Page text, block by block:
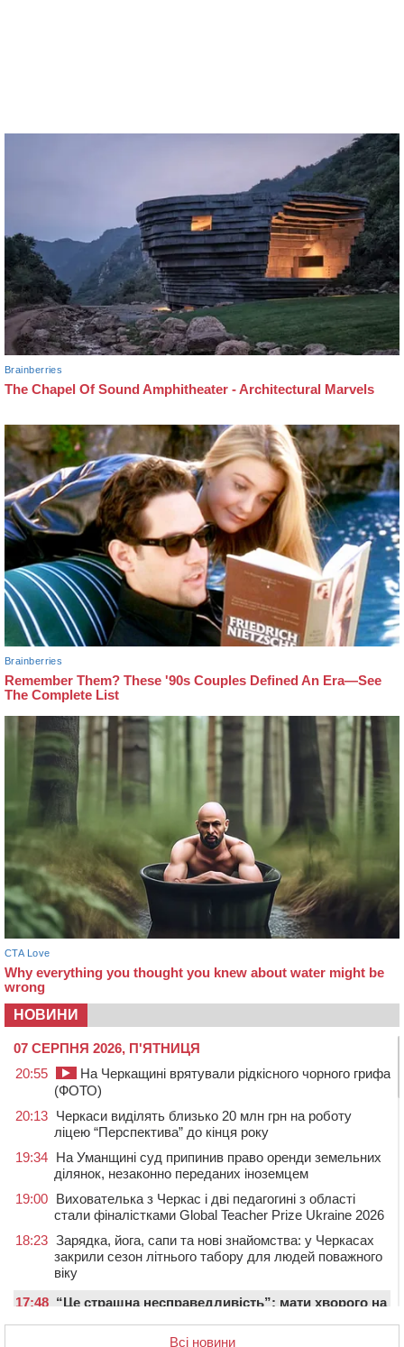
НОВИНИ
07 СЕРПНЯ 2026, П'ЯТНИЦЯ
20:55
На Черкащині врятували рідкісного чорного грифа
(ФОТО)
20:13 Черкаси виділять близько 20 млн грн на роботу
ліцею “Перспектива” до кінця року
19:34 На Уманщині суд припинив право оренди земельних
ділянок, незаконно переданих іноземцем
19:00 Вихователька з Черкас і дві педагогині з області
стали фіналістками Global Teacher Prize Ukraine 2026
18:23 Зарядка, йога, сапи та нові знайомства: у Черкасах
закрили сезон літнього табору для людей поважного
віку
17:48 “Це страшна несправедливість”: мати хворого на
ОВА виділити кошти на дороговартісні ліки
Всі новини